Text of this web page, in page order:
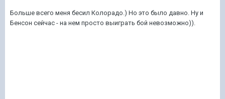
Больше всего меня бесил Колорадо.) Но это было давно. Ну и
Бенсон сейчас - на нем просто выиграть бой невозможно)).